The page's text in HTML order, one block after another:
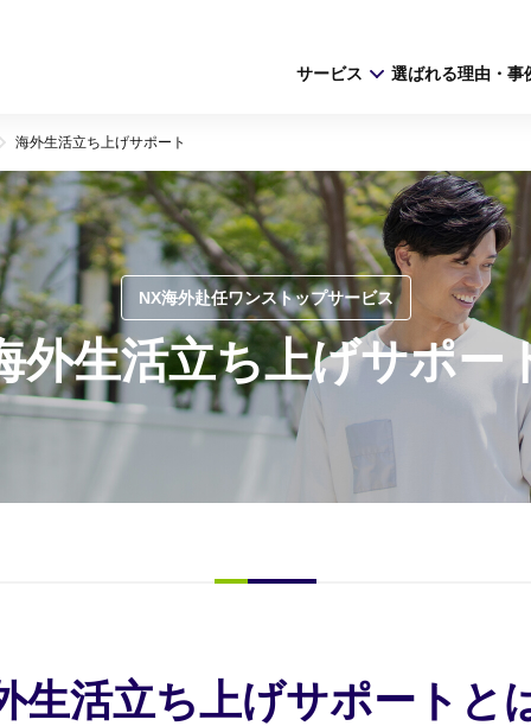
サービス 選ばれる理由・事
海外生活立ち上げサポート
NX海外赴任ワンストップサービス
外生活立ち上げサポー
生活立ち上げサポートと